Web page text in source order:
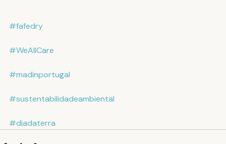
#fafedry
#WeAllCare
#madinportugal
#sustentabilidadeambiental
#diadaterra